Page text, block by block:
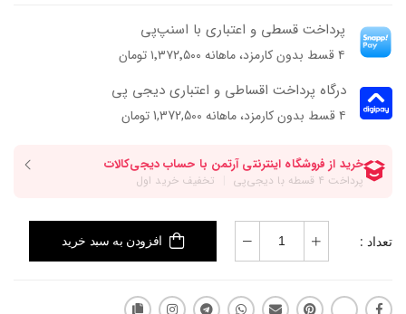
پرداخت قسطی و اعتباری با اسنپ‌پی
۴ قسط بدون کارمزد، ماهانه ۱٬۳۷۲٬۵۰۰ تومان
درگاه پرداخت اقساطی و اعتباری دیجی پی
۴ قسط بدون کارمزد، ماهانه 1,372,500 تومان
تعداد : افزودن به سبد خرید